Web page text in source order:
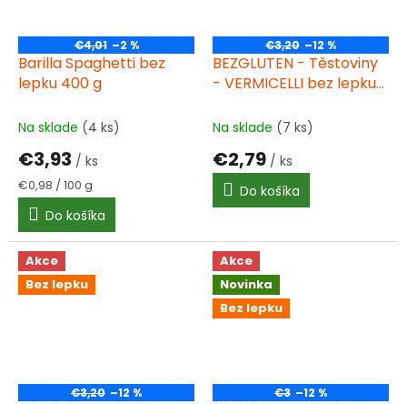
€4,01 –2 %
Barilla Spaghetti bez
lepku 400 g
Na sklade (4 ks)
€3,93 / ks
Jednotková
cena:
€0,98 / 100 g
Do košíka
€3,20 –12 %
BEZGLUTEN - Těstoviny
- VERMICELLI bez lepku
250g
Na sklade (7 ks)
€2,79 / ks
Do košíka
Akce
Bez lepku
€3,20 –12 %
Akce
Novinka
Bez lepku
€3 –12 %